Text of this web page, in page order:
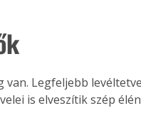
élve
az
van. Legfeljebb
is elveszítik szép